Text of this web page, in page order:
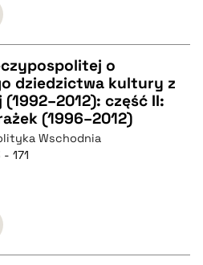
o
dziedzictwa kultury z
część II:
(1996–2012)
Wschodnia
171